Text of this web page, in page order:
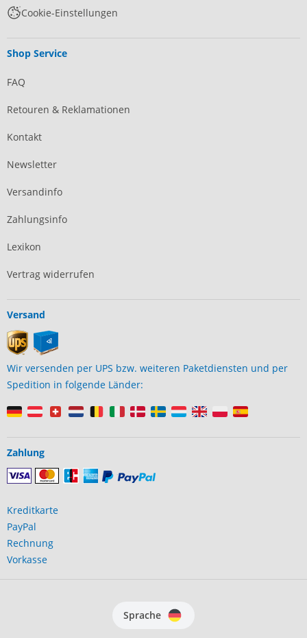
Cookie-Einstellungen
Shop Service
FAQ
Retouren & Reklamationen
Kontakt
Newsletter
Versandinfo
Zahlungsinfo
Lexikon
Vertrag widerrufen
Versand
Wir versenden per UPS bzw. weiteren Paketdiensten und per
Spedition in folgende Länder:
Zahlung
Kreditkarte
PayPal
Rechnung
Vorkasse
Sprache